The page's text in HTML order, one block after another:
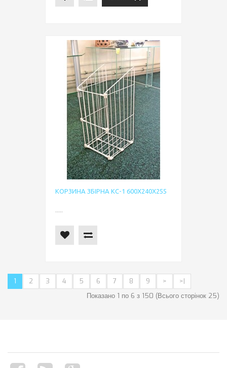
КОРЗИНА ЗБІРНА КС-1 600Х240Х255
.....
1 2 3 4 5 6 7 8 9 >
>|
Показано 1 по 6 з 150 (Всього сторінок 25)